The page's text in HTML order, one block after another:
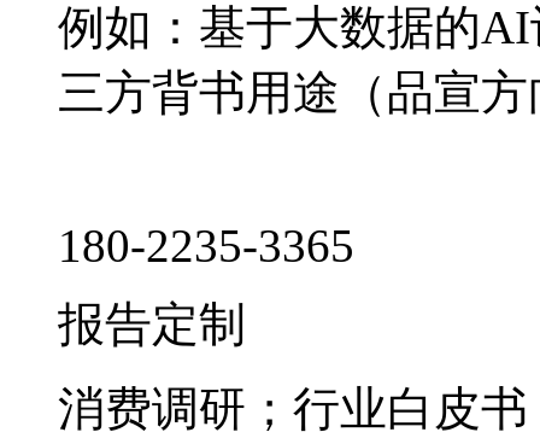
例如：基于大数据的
三方背书用途（品宣
180-2235-3365
报告定制
消费调研；行业白皮